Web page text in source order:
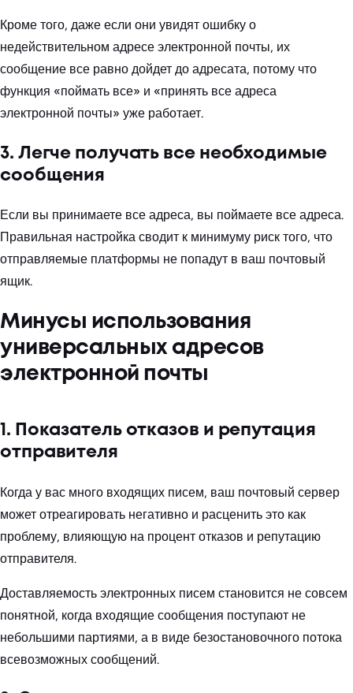
Кроме того, даже если они увидят ошибку о
недействительном адресе электронной почты, их
сообщение все равно дойдет до адресата, потому что
функция «поймать все» и «принять все адреса
электронной почты» уже работает.
3. Легче получать все необходимые
сообщения
Если вы принимаете все адреса, вы поймаете все адреса.
Правильная настройка сводит к минимуму риск того, что
отправляемые платформы не попадут в ваш почтовый
ящик.
Минусы использования
универсальных адресов
электронной почты
1. Показатель отказов и репутация
отправителя
Когда у вас много входящих писем, ваш почтовый сервер
может отреагировать негативно и расценить это как
проблему, влияющую на процент отказов и репутацию
отправителя.
Доставляемость электронных писем становится не совсем
понятной, когда входящие сообщения поступают не
небольшими партиями, а в виде безостановочного потока
всевозможных сообщений.